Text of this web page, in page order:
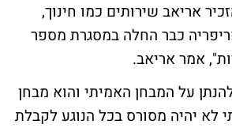
אריאב שירותים כמו חינוך,
כבר החלה במסגרת מספר
אמר אריאב.
על המבחן האמיתי והוא מבחן
לא יהיה מסורס בכל הנוגע לקבלת